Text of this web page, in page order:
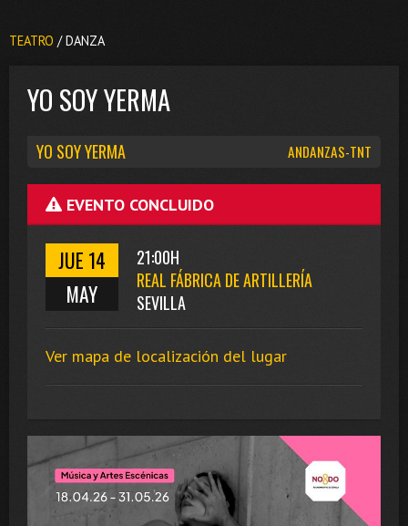
TEATRO / DANZA
YO SOY YERMA
ANDANZAS-TNT
YO SOY YERMA
EVENTO CONCLUIDO
JUE 14
MAY
21:00H
REAL FÁBRICA DE ARTILLERÍA
SEVILLA
Ver mapa de localización del lugar